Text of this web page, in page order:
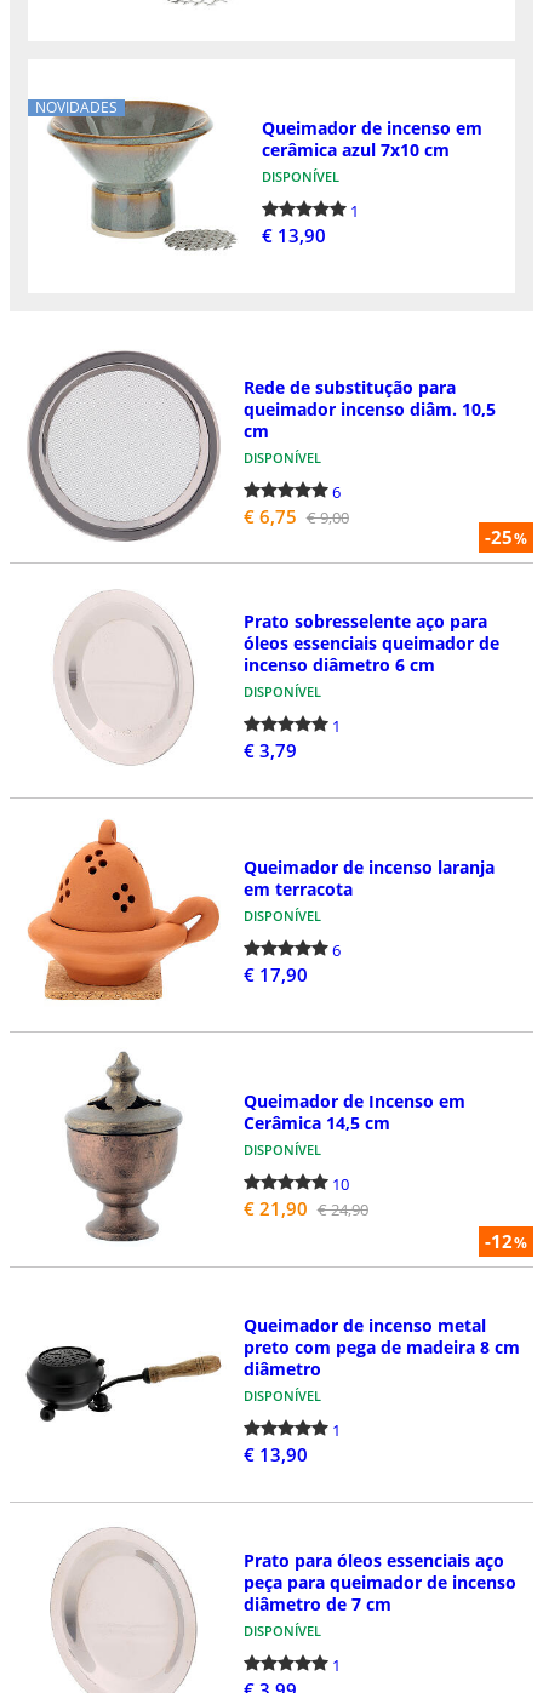
NOVIDADES
Queimador de incenso em
cerâmica azul 7x10 cm
DISPONÍVEL
1
€ 13,90
-25%
Rede de substitução para
queimador incenso diâm. 10,5
cm
DISPONÍVEL
6
€ 6,75 € 9,00
Prato sobresselente aço para
óleos essenciais queimador de
incenso diâmetro 6 cm
DISPONÍVEL
1
€ 3,79
Queimador de incenso laranja
em terracota
DISPONÍVEL
6
€ 17,90
-12%
Queimador de Incenso em
Cerâmica 14,5 cm
DISPONÍVEL
10
€ 21,90 € 24,90
Queimador de incenso metal
preto com pega de madeira 8 cm
diâmetro
DISPONÍVEL
1
€ 13,90
Prato para óleos essenciais aço
peça para queimador de incenso
diâmetro de 7 cm
DISPONÍVEL
1